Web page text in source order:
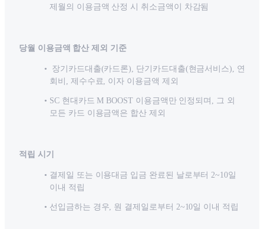
제월의 이용금액 산정 시 취소금액이 차감됨
당월 이용금액 합산 제외 기준
장기카드대출(카드론), 단기카드대출(현금서비스), 연
회비, 제수수료, 이자 이용금액 제외
SC 현대카드 M BOOST 이용금액만 인정되며, 그 외
모든 카드 이용금액은 합산 제외
적립 시기
결제일 또는 이용대금 입금 완료된 날로부터 2~10일
이내 적립
선입금하는 경우, 원 결제일로부터 2~10일 이내 적립